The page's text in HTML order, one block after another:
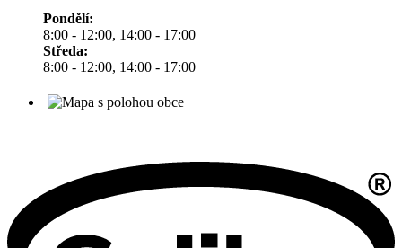
Pondělí:
8:00 - 12:00, 14:00 - 17:00
Středa:
8:00 - 12:00, 14:00 - 17:00